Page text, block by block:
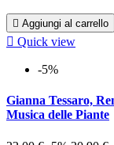
 Aggiungi al carrello
 Quick view
-5%
Gianna Tessaro,
Musica delle Piante